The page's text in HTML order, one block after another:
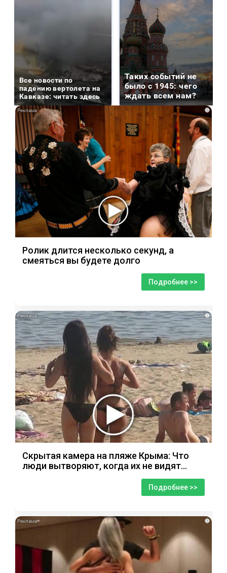
Все новости по
падению вертолета на
Кавказе: читать здесь
Таких событий не
было с 1945: чего
ждать всем нам?
i
Ролик длится несколько секунд, а
смеяться вы будете долго
Подробнее >>
i
Скрытая камера на пляже Крыма: Что
люди вытворяют, когда их не видят...
Подробнее >>
i